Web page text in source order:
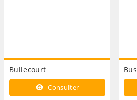
Bullecourt
Consulter
Bus